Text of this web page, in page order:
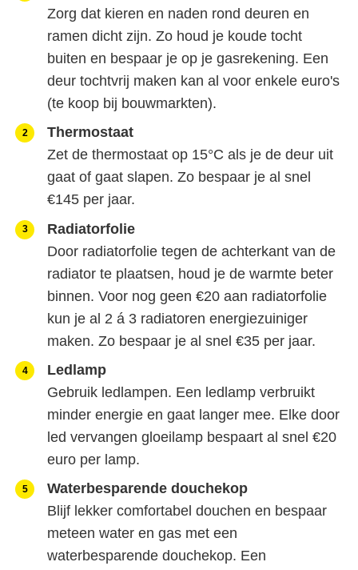
Zorg dat kieren en naden rond deuren en
ramen dicht zijn. Zo houd je koude tocht
buiten en bespaar je op je gasrekening. Een
deur tochtvrij maken kan al voor enkele euro's
(te koop bij bouwmarkten).
Thermostaat
Zet de thermostaat op 15°C als je de deur uit
gaat of gaat slapen. Zo bespaar je al snel
€145 per jaar.
Radiatorfolie
Door radiatorfolie tegen de achterkant van de
radiator te plaatsen, houd je de warmte beter
binnen. Voor nog geen €20 aan radiatorfolie
kun je al 2 á 3 radiatoren energiezuiniger
maken. Zo bespaar je al snel €35 per jaar.
Ledlamp
Gebruik ledlampen. Een ledlamp verbruikt
minder energie en gaat langer mee. Elke door
led vervangen gloeilamp bespaart al snel €20
euro per lamp.
Waterbesparende douchekop
Blijf lekker comfortabel douchen en bespaar
meteen water en gas met een
waterbesparende douchekop. Een